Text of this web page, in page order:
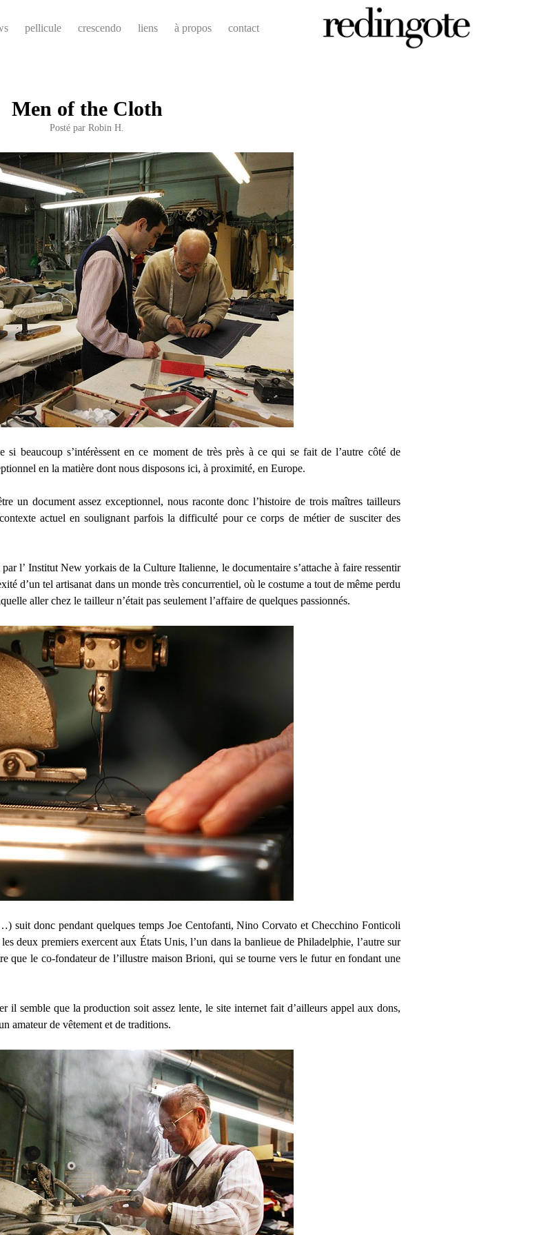
pellicule crescendo liens à propos contact
Men of the Cloth
Posté par Robin H.
si beaucoup s’intérèssent en ce moment de très près à ce qui se fait de l’autre côté de
en la matière dont nous disposons ici, à proximité, en Europe.
un document assez exceptionnel, nous raconte donc l’histoire de trois maîtres tailleurs
actuel en soulignant parfois la difficulté pour ce corps de métier de susciter des
l’ Institut New yorkais de la Culture Italienne, le documentaire s’attache à faire ressentir
d’un tel artisanat dans un monde très concurrentiel, où le costume a tout de même perdu
aller chez le tailleur n’était pas seulement l’affaire de quelques passionnés.
suit donc pendant quelques temps Joe Centofanti, Nino Corvato et Checchino Fonticoli
deux premiers exercent aux États Unis, l’un dans la banlieue de Philadelphie, l’autre sur
que le co-fondateur de l’illustre maison Brioni, qui se tourne vers le futur en fondant une
il semble que la production soit assez lente, le site internet fait d’ailleurs appel aux dons,
amateur de vêtement et de traditions.